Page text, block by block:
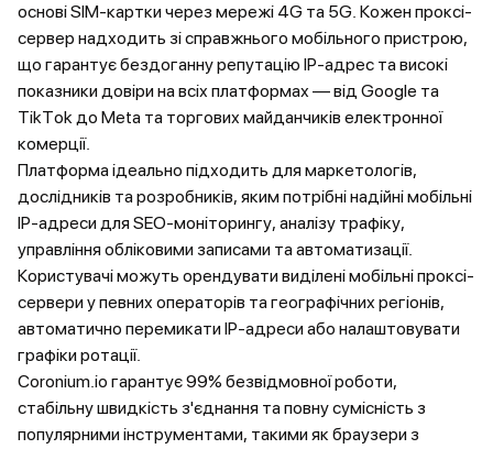
основі SIM-картки через мережі 4G та 5G. Кожен проксі-
сервер надходить зі справжнього мобільного пристрою,
що гарантує бездоганну репутацію IP-адрес та високі
показники довіри на всіх платформах — від Google та
TikTok до Meta та торгових майданчиків електронної
комерції.
Платформа ідеально підходить для маркетологів,
дослідників та розробників, яким потрібні надійні мобільні
IP-адреси для SEO-моніторингу, аналізу трафіку,
управління обліковими записами та автоматизації.
Користувачі можуть орендувати виділені мобільні проксі-
сервери у певних операторів та географічних регіонів,
автоматично перемикати IP-адреси або налаштовувати
графіки ротації.
Coronium.io гарантує 99% безвідмовної роботи,
стабільну швидкість з'єднання та повну сумісність з
популярними інструментами, такими як браузери з